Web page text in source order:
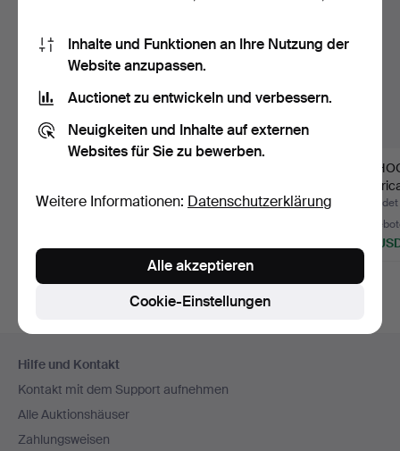
Beendet 24. Jun 2026
des …
Beendet 23. Jun 2026
& Co…
16
127
Navigation
Hilfe und Kontakt
Kontakt mit dem Support aufnehmen
Alle Auktionshäuser
Zahlungsweisen
Inhalte und Funktionen an Ihre Nutzung der
Website anzupassen.
Auctionet zu entwickeln und verbessern.
Neuigkeiten und Inhalte auf externen
Websites für Sie zu bewerben.
Weitere Informationen: Datenschutzerklärung
Cookie-Einstellungen
Alle akzeptieren